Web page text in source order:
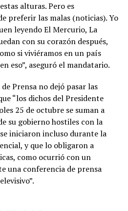
alturas. Pero es
preferir las malas (noticias). Yo
leyendo El Mercurio, La
con su corazón después,
si viviéramos en un país
eso”, aseguró el mandatario.
Prensa no dejó pasar las
“los dichos del Presidente
25 de octubre se suman a
su gobierno hostiles con la
iniciaron incluso durante la
y que lo obligaron a
como ocurrió con un
una conferencia de prensa